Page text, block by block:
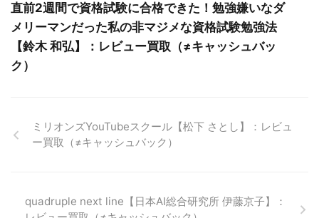
直前2週間で資格試験に合格できた！勉強嫌いなダ
メリーマンだった私の非マジメな資格試験勉強法
【鈴木 和弘】：レビュー買取（≠キャッシュバッ
ク）
ミリオンズYouTubeスクール【松下 さとし】：レビュ
ー買取（≠キャッシュバック）
quadruple next line【日本AI総合研究所 伊藤京子】：